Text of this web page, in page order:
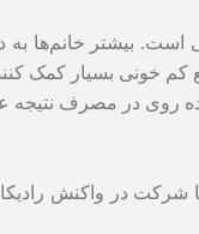
است. بیشتر
کم خونی بسیار کمک
روی در مصرف نتیجه
شرکت در واکنش